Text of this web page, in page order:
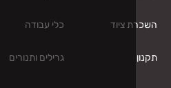
ציוד כלי עבודה
גרילים ותנורים